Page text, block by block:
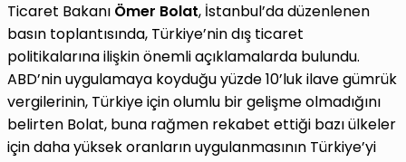
Ticaret Bakanı Ömer Bolat, İstanbul’da düzenlenen
basın toplantısında, Türkiye’nin dış ticaret
politikalarına ilişkin önemli açıklamalarda bulundu.
ABD’nin uygulamaya koyduğu yüzde 10’luk ilave gümrük
vergilerinin, Türkiye için olumlu bir gelişme olmadığını
belirten Bolat, buna rağmen rekabet ettiği bazı ülkeler
için daha yüksek oranların uygulanmasının Türkiye’yi